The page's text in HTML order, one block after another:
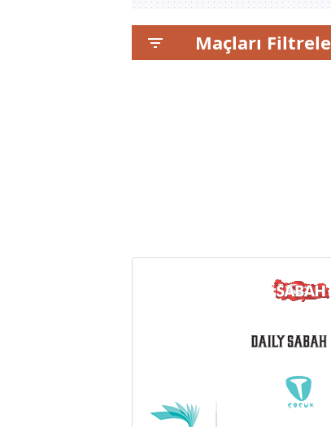
Maçları Filtrele